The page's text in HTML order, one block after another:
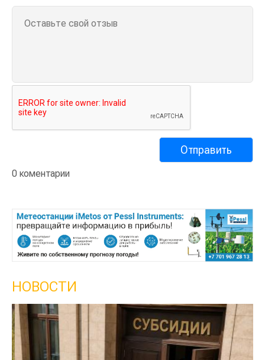
0 коментарии
НОВОСТИ